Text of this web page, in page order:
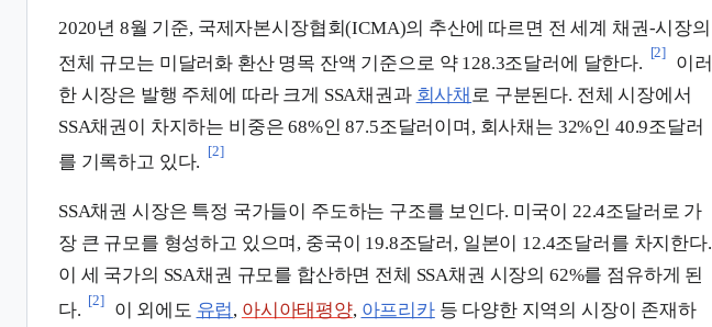
2020년 8월 기준, 국제자본시장협회(ICMA)의 추산에 따르면 전 세계 채권-시장의
전체 규모는 미달러화 환산 명목 잔액 기준으로 약 128.3조달러에 달한다.
[2]
이러
한 시장은 발행 주체에 따라 크게 SSA채권과 회사채 로 구분된다. 전체 시장에서
SSA채권이 차지하는 비중은 68%인 87.5조달러이며, 회사채는 32%인 40.9조달러
를 기록하고 있다.
[2]
SSA채권 시장은 특정 국가들이 주도하는 구조를 보인다. 미국이 22.4조달러로 가
장 큰 규모를 형성하고 있으며, 중국이 19.8조달러, 일본이 12.4조달러를 차지한다.
이 세 국가의 SSA채권 규모를 합산하면 전체 SSA채권 시장의 62%를 점유하게 된
다.
[2]
이 외에도 유럽, 아시아태평양, 아프리카등 다양한 지역의 시장이 존재하